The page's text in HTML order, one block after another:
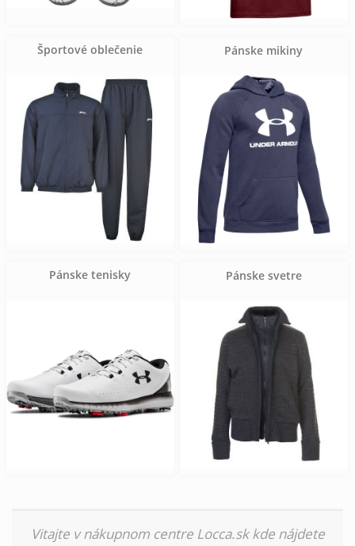
Športové oblečenie Pánske mikiny
Pánske tenisky Pánske svetre
Vitajte v nákupnom centre Locca.sk kde nájdete